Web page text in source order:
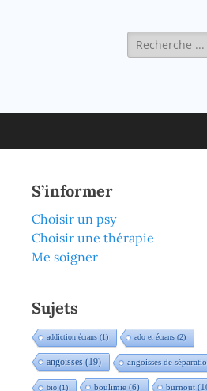
Rechercher :
S’informer
Choisir un psy
Choisir une thérapie
Me soigner
Sujets
addiction écrans (1) ado et écrans (2)
angoisses (19) angoisses de
bio (1) boulimie (6) burnout